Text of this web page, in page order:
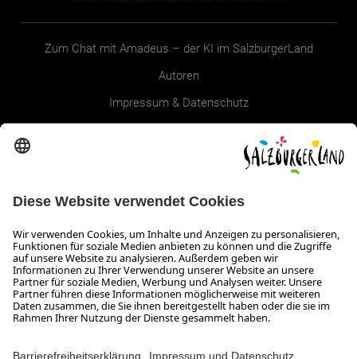
Zum Chat mit Amadeus – der KI im SalzburgerLand
Autoren
Impressum & Datenschutz
SALZBURGERLAND
Infos zum Urlaub im SalzburgerLand
Veranstaltungen im SalzburgerLand
Aktuelle Urlaubsangebote
Newsroom
Presse